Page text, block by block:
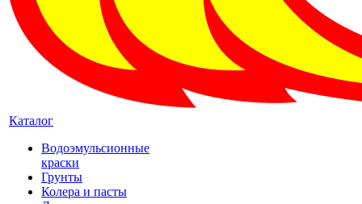
Каталог
Водоэмульсионные
краски
Грунты
Колера и пасты